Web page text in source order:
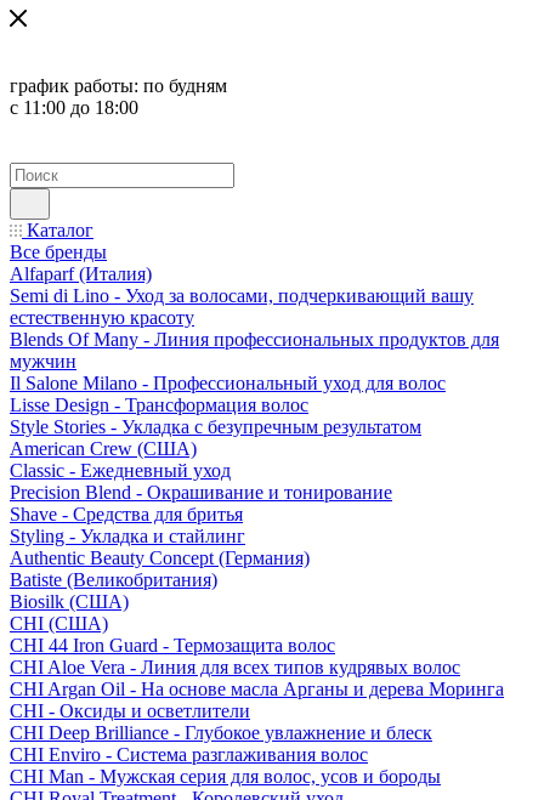
график работы: по будням
с 11:00 до 18:00
Каталог
Все бренды
Alfaparf (Италия)
Semi di Lino - Уход за волосами, подчеркивающий вашу
естественную красоту
Blends Of Many - Линия профессиональных продуктов для
мужчин
Il Salone Milano - Профессиональный уход для волос
Lisse Design - Трансформация волос
Style Stories - Укладка с безупречным результатом
American Crew (США)
Classic - Ежедневный уход
Precision Blend - Окрашивание и тонирование
Shave - Средства для бритья
Styling - Укладка и стайлинг
Authentic Beauty Concept (Германия)
Batiste (Великобритания)
Biosilk (США)
CHI (США)
CHI 44 Iron Guard - Термозащита волос
CHI Aloe Vera - Линия для всех типов кудрявых волос
CHI Argan Oil - На основе масла Арганы и дерева Моринга
CHI - Оксиды и осветлители
CHI Deep Brilliance - Глубокое увлажнение и блеск
CHI Enviro - Система разглаживания волос
CHI Man - Мужская серия для волос, усов и бороды